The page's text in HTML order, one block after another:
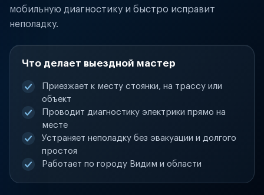
мобильную диагностику и быстро исправит
неполадку.
Что делает выездной мастер
Приезжает к месту стоянки, на трассу или
объект
Проводит диагностику электрики прямо на
месте
Устраняет неполадку без эвакуации и долгого
простоя
Работает по городу Видим и области